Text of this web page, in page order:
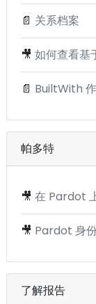
📄 关系档案
🎥 如何查看基
📄 BuiltWith
帕多特
🎥 在 Pardot
🎥 Pardot 身
了解报告